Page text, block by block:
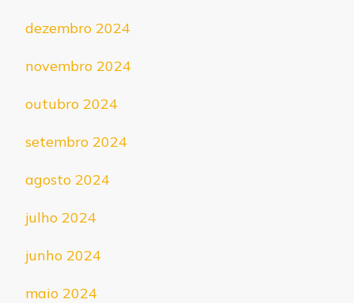
dezembro 2024
novembro 2024
outubro 2024
setembro 2024
agosto 2024
julho 2024
junho 2024
maio 2024